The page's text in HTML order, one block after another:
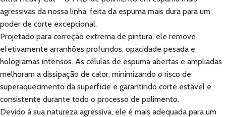
agressivas da nossa linha, feita da espuma mais dura para um
poder de corte excepcional.
Projetado para correção extrema de pintura, ele remove
efetivamente arranhões profundos, opacidade pesada e
hologramas intensos. As células de espuma abertas e ampliadas
melhoram a dissipação de calor, minimizando o risco de
superaquecimento da superfície e garantindo corte estável e
consistente durante todo o processo de polimento.
Devido à sua natureza agressiva, ele é mais adequada para um